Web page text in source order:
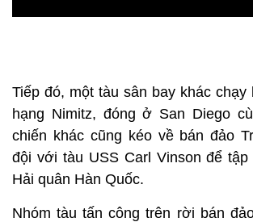
Tiếp đó, một tàu sân bay khác chạy
hạng Nimitz, đóng ở San Diego
chiến khác cũng kéo về bán đảo
đội với tàu USS Carl Vinson để
Hải quân Hàn Quốc.
Nhóm tàu tấn công trên rời bán